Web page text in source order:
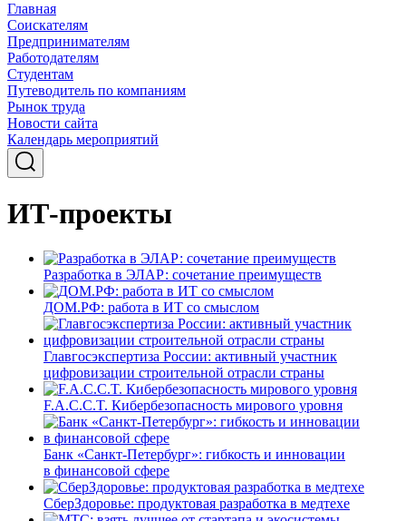
Главная
Соискателям
Предпринимателям
Работодателям
Студентам
Путеводитель по компаниям
Рынок труда
Новости сайта
Календарь мероприятий
ИТ-проекты
Разработка в ЭЛАР: сочетание преимуществ
ДОМ.РФ: работа в ИТ со смыслом
Главгосэкспертиза России: активный участник
цифровизации строительной отрасли страны
F.A.C.C.T. Кибербезопасность мирового уровня
Банк «Санкт-Петербург»: гибкость и инновации
в финансовой сфере
СберЗдоровье: продуктовая разработка в медтехе